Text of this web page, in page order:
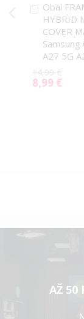
Obal
HYBRID
COVER
Samsung
A27 5G
14,99 €
Special
8,99 €
Pridať
do
košíka
AŽ 50